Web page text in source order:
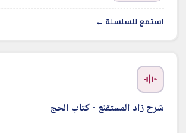
استمع للسلسلة ←
شرح زاد المستقنع - كتاب الحج